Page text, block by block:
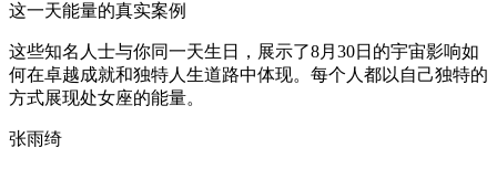
这一天能量的真实案例
这些知名人士与你同一天生日，展示了8月30日的宇宙影响如
何在卓越成就和独特人生道路中体现。每个人都以自己独特的
方式展现处女座的能量。
张雨绮